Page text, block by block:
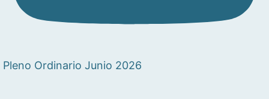
Pleno Ordinario Junio 2026